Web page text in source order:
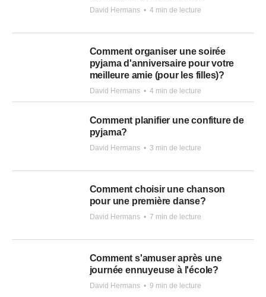
David Hermans • 4 min de lecture
Comment organiser une soirée
pyjama d'anniversaire pour votre
meilleure amie (pour les filles)?
David Hermans • 4 min de lecture
Comment planifier une confiture de
pyjama?
David Hermans • 3 min de lecture
Comment choisir une chanson
pour une première danse?
David Hermans • 7 min de lecture
Comment s'amuser après une
journée ennuyeuse à l'école?
David Hermans • 9 min de lecture